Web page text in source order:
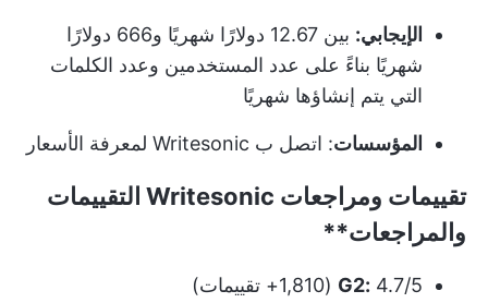
الإيجابي:
بين 12.67 دولارًا شهريًا و666 دولارًا
شهريًا بناءً على عدد المستخدمين وعدد الكلمات
التي يتم إنشاؤها شهريًا
المؤسسات: اتصل ب Writesonic لمعرفة الأسعار
تقييمات ومراجعات
Writesonic التقييمات
والمراجعات**
G2: 4.7/5 (1,810+ تقييمات)